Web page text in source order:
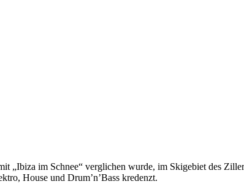
„Ibiza im Schnee“ verglichen wurde, im Skigebiet des
House und Drum’n’Bass kredenzt.